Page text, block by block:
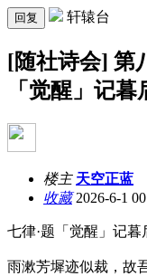
回复 轩辕台
[随社诗会] 第
「觉醒」记
楼主 天空正蓝
收藏2026-6-1
七律·题「觉醒」记
雨漱芳墀迹似裁，故